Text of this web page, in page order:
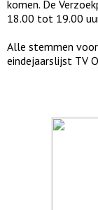
komen. De
18.00 tot 19.00
Alle stemmen
eindejaarslijst TV